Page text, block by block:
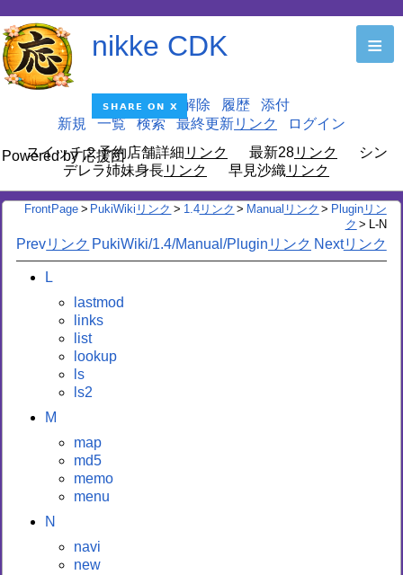
nikke CDK
Powered by 応援団
≡
編集 凍結解除 履歴
添付
新規
一覧 検索 最終更新
ログイン
スイッチ２予約店舗詳細
最新28
シン
デレラ姉妹身長
早見沙織
FrontPage > PukiWiki > 1.4 > Manual > Plugin
> L-N
Prev Next
PukiWiki/1.4/Manual/Plugin
L
lastmod
links
list
lookup
ls
ls2
M
map
md5
memo
menu
N
navi
new